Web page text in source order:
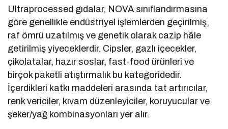
Ultraprocessed gıdalar, NOVA sınıflandırmasına
göre genellikle endüstriyel işlemlerden geçirilmiş,
raf ömrü uzatılmış ve genetik olarak cazip hâle
getirilmiş yiyeceklerdir. Cipsler, gazlı içecekler,
çikolatalar, hazır soslar, fast-food ürünleri ve
birçok paketli atıştırmalık bu kategoridedir.
İçerdikleri katkı maddeleri arasında tat artırıcılar,
renk vericiler, kıvam düzenleyiciler, koruyucular ve
şeker/yağ kombinasyonları yer alır.